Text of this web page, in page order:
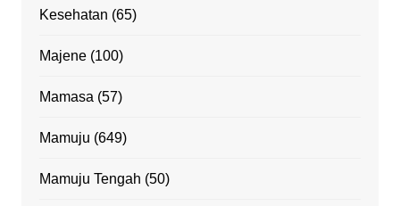
Kesehatan (65)
Majene(100)
Mamasa (57)
Mamuju (649)
Mamuju Tengah (50)